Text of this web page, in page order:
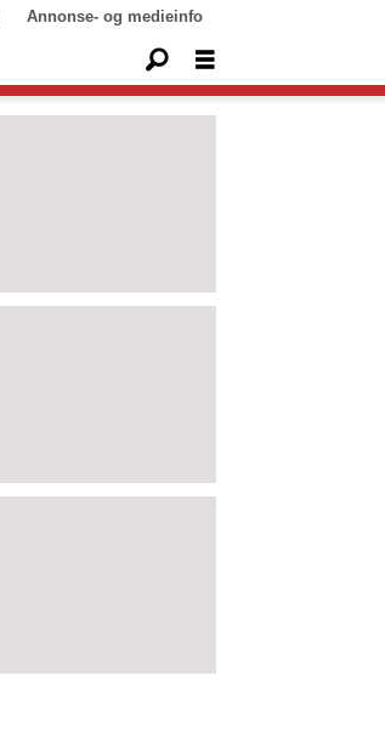
Annonse- og medieinfo